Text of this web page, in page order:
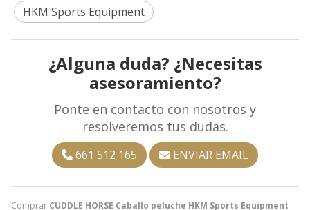
Comprar CUDDLE HORSE Caballo peluche HKM Sports Equipment
HKM Sports Equipment
¿Alguna duda? ¿Necesitas
asesoramiento?
Ponte en contacto con nosotros y
resolveremos tus dudas.
661 512 165 ENVIAR EMAIL